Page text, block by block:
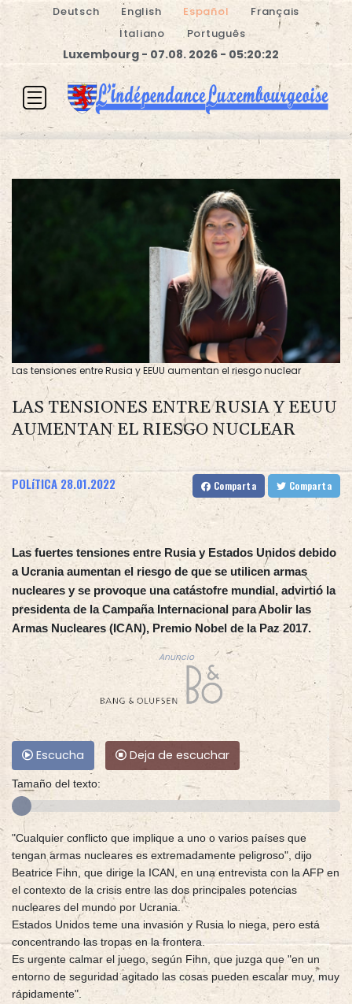
Deutsch English Español
Français
Italiano
Português
Luxembourg - 07.08. 2026 - 05:20:22
Las tensiones entre Rusia y EEUU aumentan el riesgo nuclear
LAS TENSIONES ENTRE RUSIA Y EEUU
AUMENTAN EL RIESGO NUCLEAR
POLíTICA 28.01.2022 Comparta Comparta
Las fuertes tensiones entre Rusia y Estados Unidos debido
a Ucrania aumentan el riesgo de que se utilicen armas
nucleares y se provoque una catástofre mundial, advirtió la
presidenta de la Campaña Internacional para Abolir las
Armas Nucleares (ICAN), Premio Nobel de la Paz 2017.
Anuncio
Escucha Deja de escuchar
Tamaño del texto:
"Cualquier conflicto que implique a uno o varios países que
tengan armas nucleares es extremadamente peligroso", dijo
Beatrice Fihn, que dirige la ICAN, en una entrevista con la AFP en
el contexto de la crisis entre las dos principales potencias
nucleares del mundo por Ucrania.
Estados Unidos teme una invasión y Rusia lo niega, pero está
concentrando las tropas en la frontera.
Es urgente calmar el juego, según Fihn, que juzga que "en un
entorno de seguridad agitado las cosas pueden escalar muy, muy
rápidamente".